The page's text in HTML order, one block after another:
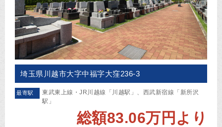
埼玉県川越市大字中福字大窪236-3
最寄駅
東武東上線・JR川越線「川越駅」、西武新宿線「新所沢
駅」
総額83.06万円より